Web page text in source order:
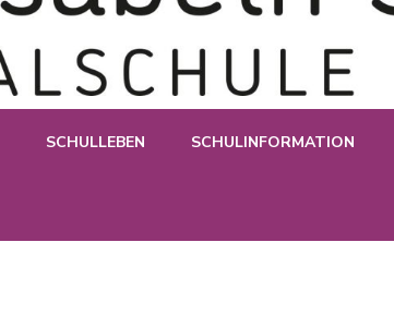
SCHULLEBEN SCHULINFORMATION